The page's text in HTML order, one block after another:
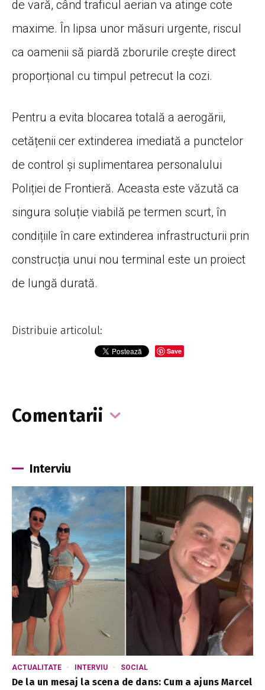
de vară, când traficul aerian va atinge cote
maxime. În lipsa unor măsuri urgente, riscul
ca oamenii să piardă zborurile crește direct
proporțional cu timpul petrecut la cozi.
Pentru a evita blocarea totală a aerogării,
cetățenii cer extinderea imediată a punctelor
de control și suplimentarea personalului
Poliției de Frontieră. Aceasta este văzută ca
singura soluție viabilă pe termen scurt, în
condițiile în care extinderea infrastructurii prin
construcția unui nou terminal este un proiect
de lungă durată.
Distribuie articolul:
Save
Comentarii
Interviu
ACTUALITATE INTERVIU SOCIAL
De la un mesaj la scena de dans: Cum a ajuns Marcel